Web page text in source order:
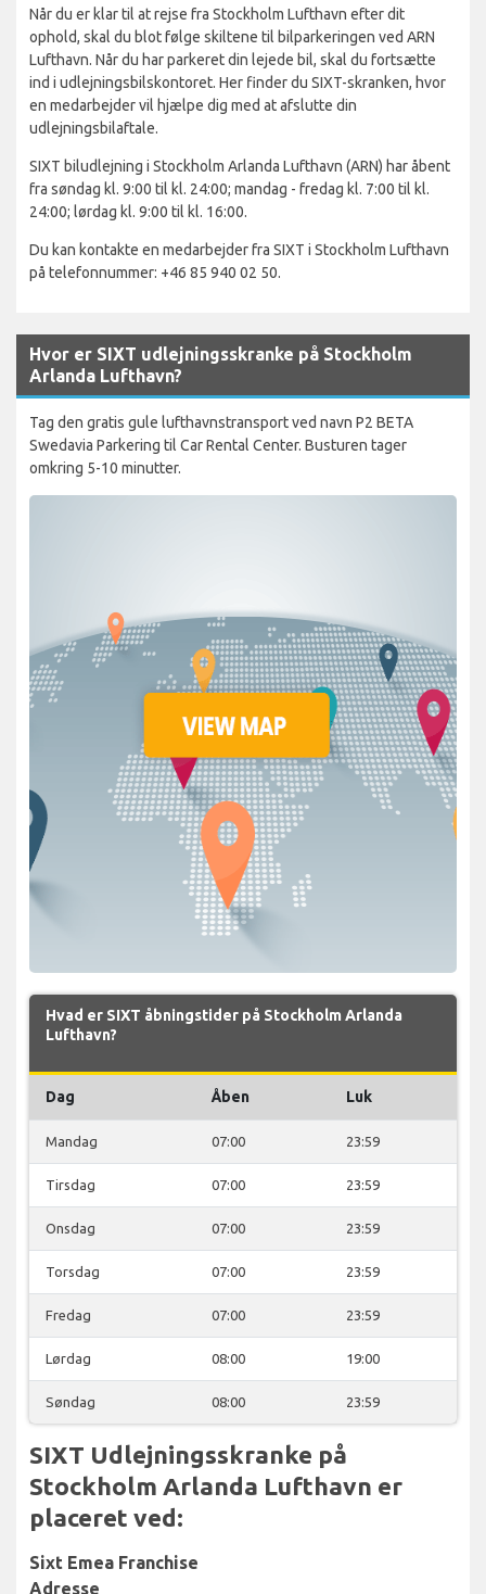
Når du er klar til at rejse fra Stockholm Lufthavn efter dit
ophold, skal du blot følge skiltene til bilparkeringen ved ARN
Lufthavn. Når du har parkeret din lejede bil, skal du fortsætte
ind i udlejningsbilskontoret. Her finder du SIXT-skranken, hvor
en medarbejder vil hjælpe dig med at afslutte din
udlejningsbilaftale.
SIXT biludlejning i Stockholm Arlanda Lufthavn (ARN) har åbent
fra søndag kl. 9:00 til kl. 24:00; mandag - fredag kl. 7:00 til kl.
24:00; lørdag kl. 9:00 til kl. 16:00.
Du kan kontakte en medarbejder fra SIXT i Stockholm Lufthavn
på telefonnummer: +46 85 940 02 50.
Hvor er SIXT udlejningsskranke på Stockholm
Arlanda Lufthavn?
Tag den gratis gule lufthavnstransport ved navn P2 BETA
Swedavia Parkering til Car Rental Center. Busturen tager
omkring 5-10 minutter.
Hvad er SIXT åbningstider på Stockholm Arlanda
Lufthavn?
Dag Åben Luk
Mandag 07:00 23:59
Tirsdag 07:00 23:59
Onsdag 07:00 23:59
Torsdag 07:00 23:59
Fredag 07:00 23:59
Lørdag 08:00 19:00
Søndag 08:00 23:59
SIXT Udlejningsskranke på
Stockholm Arlanda Lufthavn er
placeret ved:
Sixt Emea Franchise
Adresse